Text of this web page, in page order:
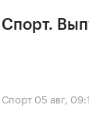
Спорт.
Спорт 05 авг,